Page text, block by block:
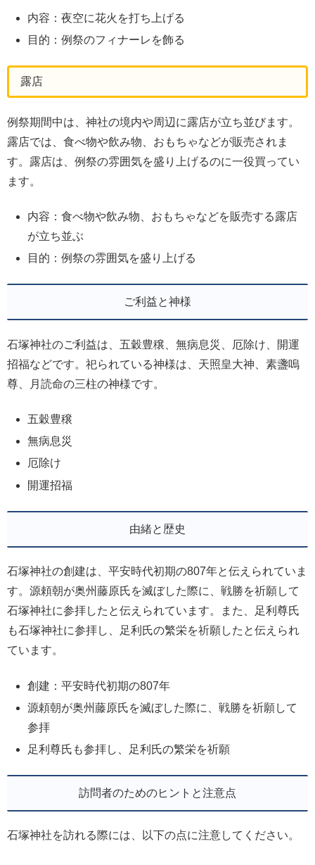
内容：夜空に花火を打ち上げる
目的：例祭のフィナーレを飾る
露店
例祭期間中は、神社の境内や周辺に露店が立ち並びます。
露店では、食べ物や飲み物、おもちゃなどが販売されま
す。露店は、例祭の雰囲気を盛り上げるのに一役買ってい
ます。
内容：食べ物や飲み物、おもちゃなどを販売する露店
が立ち並ぶ
目的：例祭の雰囲気を盛り上げる
ご利益と神様
石塚神社のご利益は、五穀豊穣、無病息災、厄除け、開運
招福などです。祀られている神様は、天照皇大神、素盞嗚
尊、月読命の三柱の神様です。
五穀豊穣
無病息災
厄除け
開運招福
由緒と歴史
石塚神社の創建は、平安時代初期の807年と伝えられていま
す。源頼朝が奥州藤原氏を滅ぼした際に、戦勝を祈願して
石塚神社に参拝したと伝えられています。また、足利尊氏
も石塚神社に参拝し、足利氏の繁栄を祈願したと伝えられ
ています。
創建：平安時代初期の807年
源頼朝が奥州藤原氏を滅ぼした際に、戦勝を祈願して
参拝
足利尊氏も参拝し、足利氏の繁栄を祈願
訪問者のためのヒントと注意点
石塚神社を訪れる際には、以下の点に注意してください。